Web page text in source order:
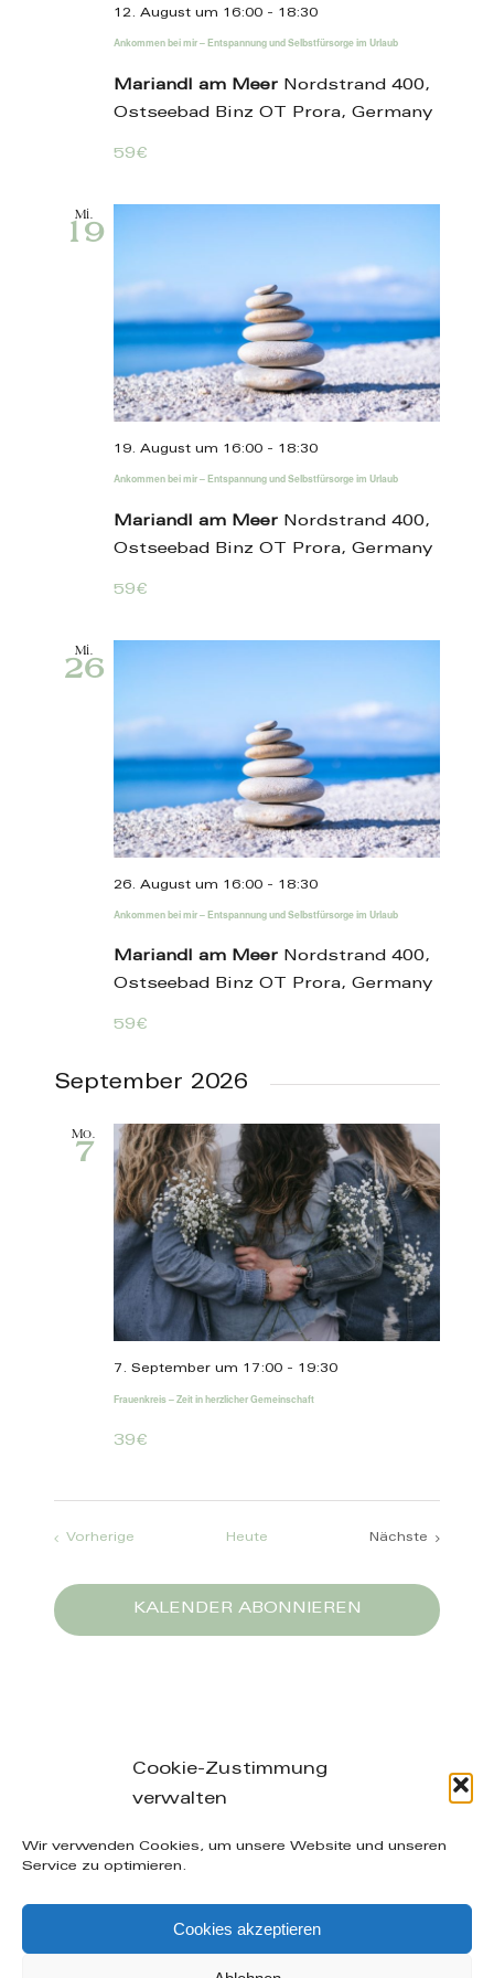
Cookie-Zustimmung
verwalten
Wir verwenden Cookies, um unsere Website und unseren
Service zu optimieren.
Cookies akzeptieren
Ankommen bei mir – Entspannung und Selbstfürsorge im Urlaub
12. August um 16:00 - 18:30
Mariandl am Meer Nordstrand 400,
Ostseebad Binz OT Prora, Germany
59€
Mi.
19
Ankommen bei mir – Entspannung und Selbstfürsorge im Urlaub
19. August um 16:00 - 18:30
Mariandl am Meer Nordstrand 400,
Ostseebad Binz OT Prora, Germany
59€
Mi.
26
Ankommen bei mir – Entspannung und Selbstfürsorge im Urlaub
26. August um 16:00 - 18:30
Mariandl am Meer Nordstrand 400,
Ostseebad Binz OT Prora, Germany
59€
September 2026
Mo.
7
Frauenkreis – Zeit in herzlicher Gemeinschaft
7. September um 17:00 - 19:30
39€
Vorherige VeranstaltungenHeute
Nächste
KALENDER ABONNIEREN
(0) 160-20 49 402 – mail: info@manuelakuenzel.de
Datenschutzerklärung|Impressum